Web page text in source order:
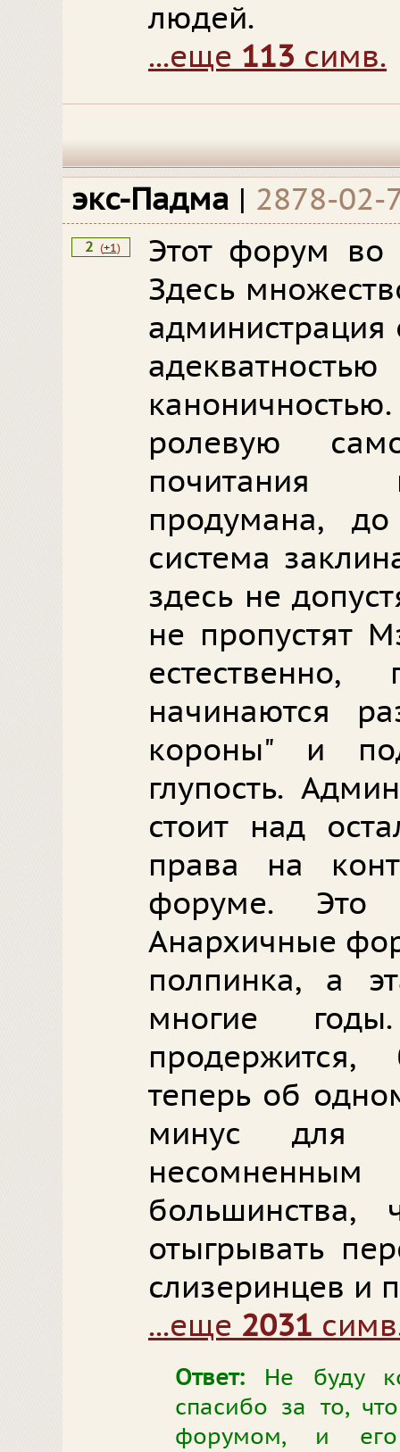
людей.
...еще 113 симв.
экс-Падма | 2878-02-
2 (+1)
Этот форум во
Здесь
администрация
ролевую
почитания
продумана,
система
здесь не
не пропустят
начинаются
короны" и
глупость.
стоит над
права на
форуме. Это
Анархичные
полпинка, а
многие
теперь об
минус для
отыгрывать
слизеринцев и
...еще 2031
Ответ: Не буду
спасибо за то,
форумом, и